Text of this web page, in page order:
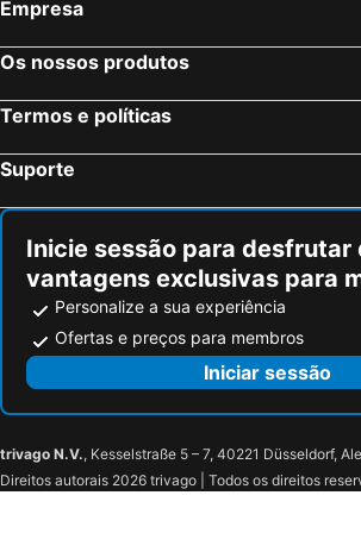
Empresa
Os nossos produtos
Termos e políticas
Suporte
Inicie sessão para desfrutar
vantagens exclusivas para
Personalize a sua experiência
Ofertas e preços para membros
Iniciar sessão
trivago N.V., Kesselstraße 5 – 7, 40221 Düsseldorf,
Direitos autorais 2026 trivago | Todos os direitos